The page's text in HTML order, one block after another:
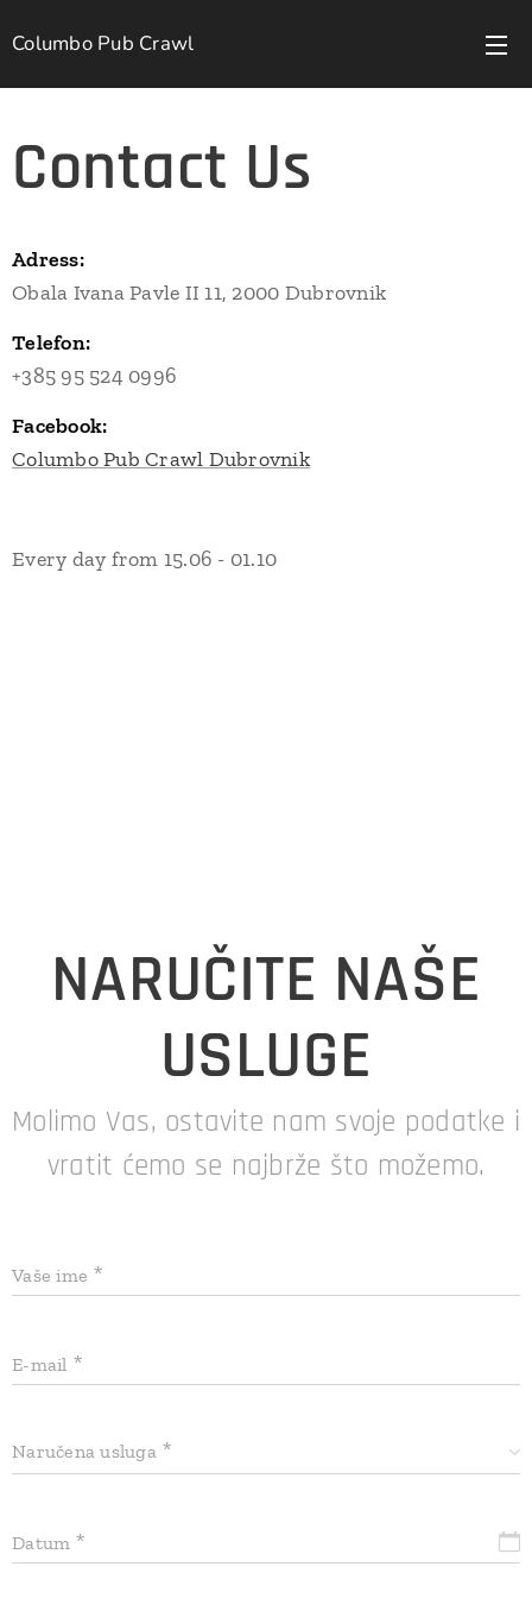
Columbo Pub Crawl
Contact Us
Adress:
Obala Ivana Pavle II 11, 2000 Dubrovnik
Telefon:
+385 95 524 0996
Facebook:
Columbo Pub Crawl Dubrovnik
Every day from 15.06 - 01.10
NARUČITE NAŠE
USLUGE
Molimo Vas, ostavite nam svoje podatke i
vratit ćemo se najbrže što možemo.
Vaše ime
E-mail
Naručena usluga
Datum